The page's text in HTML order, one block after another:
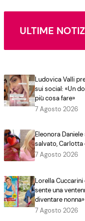
ULTIME
Ludovica Valli
sui social: «Un
più cosa fare»
7 Agosto 2026
Eleonora
salvato, Carlotta
7 Agosto 2026
Lorella
sente una
diventare nonna»
7 Agosto 2026